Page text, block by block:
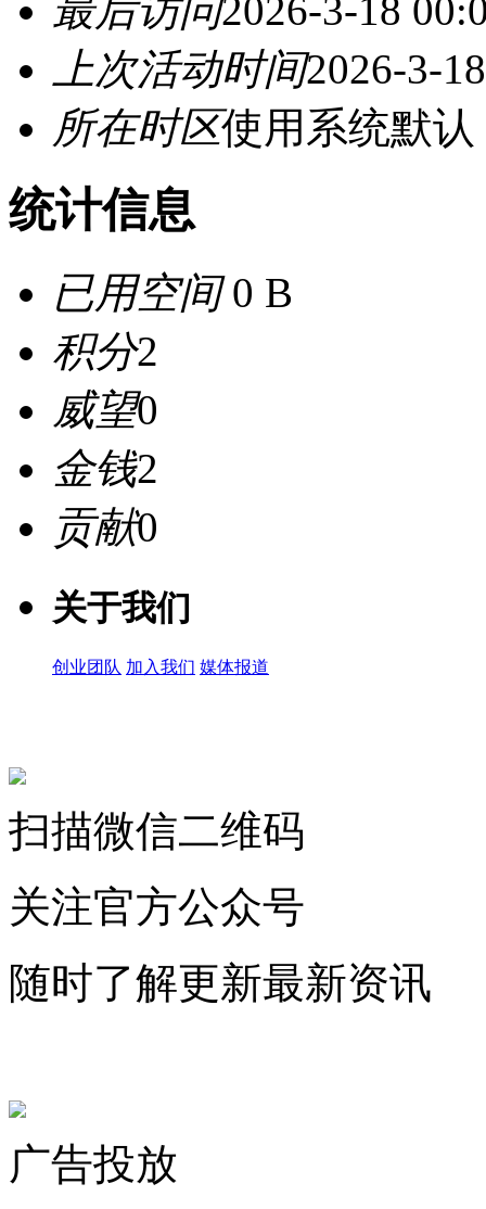
最后访问2026-3-18
上次活动时间2026-3-
所在时区使用系统默认
统计信息
已用空间0 B
积分2
威望0
金钱2
贡献0
关于我们
创业团队 加入我们 媒体报道
扫描微信二维码
关注官方公众号
随时了解更新最新资讯
广告投放